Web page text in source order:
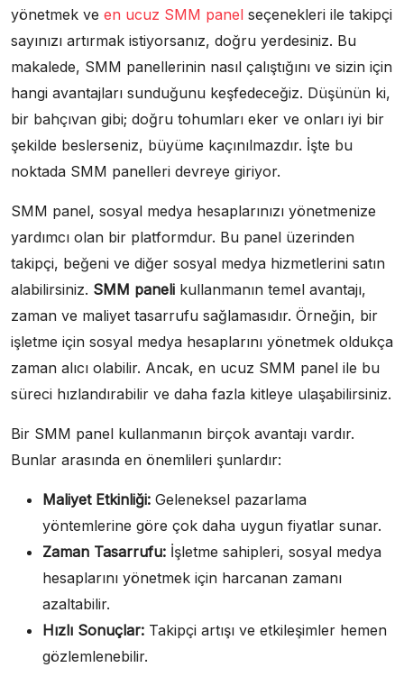
yönetmek ve en ucuz SMM panel seçenekleri ile takipçi
sayınızı artırmak istiyorsanız, doğru yerdesiniz. Bu
makalede, SMM panellerinin nasıl çalıştığını ve sizin için
hangi avantajları sunduğunu keşfedeceğiz. Düşünün ki,
bir bahçıvan gibi; doğru tohumları eker ve onları iyi bir
şekilde beslerseniz, büyüme kaçınılmazdır. İşte bu
noktada SMM panelleri devreye giriyor.
SMM panel, sosyal medya hesaplarınızı yönetmenize
yardımcı olan bir platformdur. Bu panel üzerinden
takipçi, beğeni ve diğer sosyal medya hizmetlerini satın
alabilirsiniz. SMM paneli kullanmanın temel avantajı,
zaman ve maliyet tasarrufu sağlamasıdır. Örneğin, bir
işletme için sosyal medya hesaplarını yönetmek oldukça
zaman alıcı olabilir. Ancak, en ucuz SMM panel ile bu
süreci hızlandırabilir ve daha fazla kitleye ulaşabilirsiniz.
Bir SMM panel kullanmanın birçok avantajı vardır.
Bunlar arasında en önemlileri şunlardır:
Maliyet Etkinliği: Geleneksel pazarlama
yöntemlerine göre çok daha uygun fiyatlar sunar.
Zaman Tasarrufu: İşletme sahipleri, sosyal medya
hesaplarını yönetmek için harcanan zamanı
azaltabilir.
Hızlı Sonuçlar: Takipçi artışı ve etkileşimler hemen
gözlemlenebilir.